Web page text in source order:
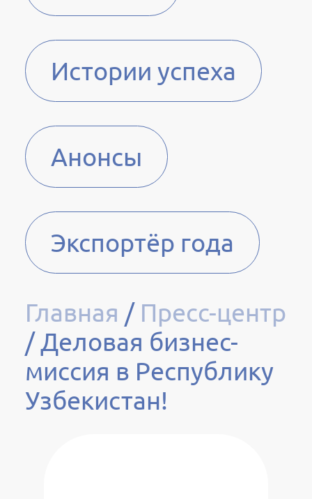
Истории успеха
Анонсы
Экспортёр года
Главная / Пресс-центр
/Деловая бизнес-
миссия в Республику
Узбекистан!